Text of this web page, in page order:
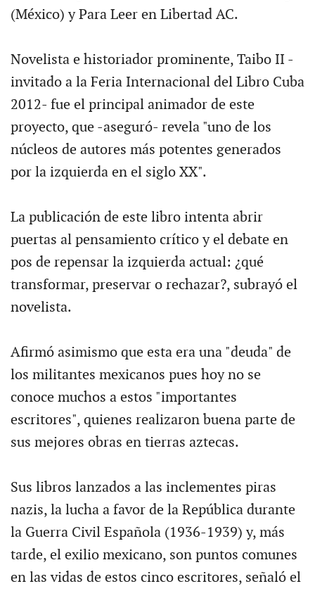
(México) y Para Leer en Libertad AC.
Novelista e historiador prominente, Taibo II -
invitado a la Feria Internacional del Libro Cuba
2012- fue el principal animador de este
proyecto, que -aseguró- revela "uno de los
núcleos de autores más potentes generados
por la izquierda en el siglo XX".
La publicación de este libro intenta abrir
puertas al pensamiento crítico y el debate en
pos de repensar la izquierda actual: ¿qué
transformar, preservar o rechazar?, subrayó el
novelista.
Afirmó asimismo que esta era una "deuda" de
los militantes mexicanos pues hoy no se
conoce muchos a estos "importantes
escritores", quienes realizaron buena parte de
sus mejores obras en tierras aztecas.
Sus libros lanzados a las inclementes piras
nazis, la lucha a favor de la República durante
la Guerra Civil Española (1936-1939) y, más
tarde, el exilio mexicano, son puntos comunes
en las vidas de estos cinco escritores, señaló el